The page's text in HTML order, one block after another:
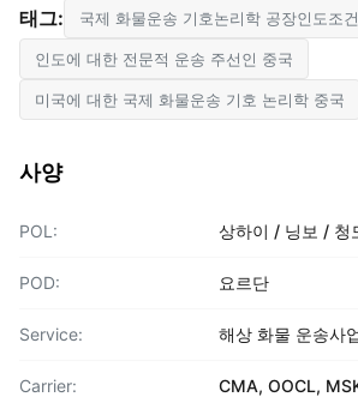
태그: 국제 화물운송 기호논리학 공장인도조건
인도에 대한 전문적 운송 주선인 중국
미국에 대한 국제 화물운송 기호 논리학 중국
사양
POL: 상하이 / 닝보 / 청
POD: 요르단
Service: 해상 화물 운송사
Carrier: CMA, OOCL,